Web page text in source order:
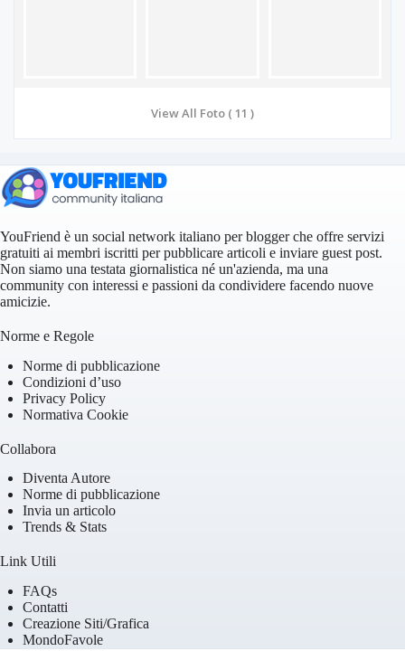
View All Foto ( 11 )
YouFriend è un social network italiano per blogger che offre servizi
gratuiti ai membri iscritti per pubblicare articoli e inviare guest post.
Non siamo una testata giornalistica né un'azienda, ma una
community con interessi e passioni da condividere facendo nuove
amicizie.
Norme e Regole
Norme di pubblicazione
Condizioni d’uso
Privacy Policy
Normativa Cookie
Collabora
Diventa Autore
Norme di pubblicazione
Invia un articolo
Trends & Stats
Link Utili
FAQs
Contatti
Creazione Siti/Grafica
MondoFavole